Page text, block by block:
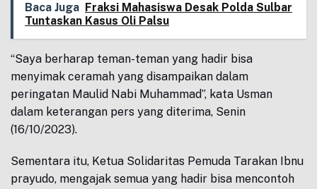
Baca Juga Fraksi Mahasiswa Desak Polda Sulbar
Tuntaskan Kasus Oli Palsu
“Saya berharap teman-teman yang hadir bisa
menyimak ceramah yang disampaikan dalam
peringatan Maulid Nabi Muhammad”, kata Usman
dalam keterangan pers yang diterima, Senin
(16/10/2023).
Sementara itu, Ketua Solidaritas Pemuda Tarakan Ibnu
prayudo, mengajak semua yang hadir bisa mencontoh